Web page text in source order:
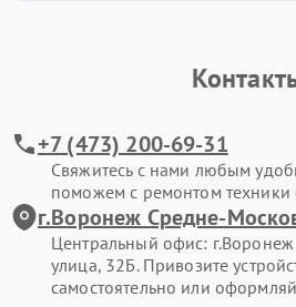
+7 (473) 200-69-31
Свяжитесь с нами любым
поможем с ремонтом техники
г.Воронеж Средне-
Центральный офис:
улица, 32Б. Привозите
самостоятельно или